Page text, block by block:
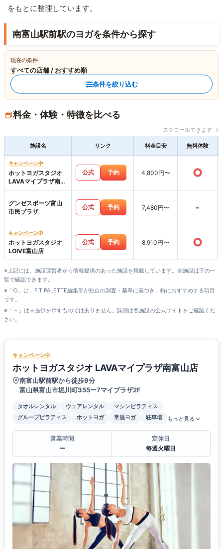
をもとに整理しています。
南富山駅前駅のヨガを条件から探す
現在の条件
すべての店舗 / おすすめ順
条件を絞り込む
料金・体験・特徴を比べる
スクロールできます →
施設名 リンク 料金目安 無料体験
キャンペーン中
ホットヨガスタジオ
LAVAマイプラザ南富
山店
公式 予約 4,800円〜 ○
グンゼスポーツ富山
市民プラザ
公式 予約 7,480円〜 -
キャンペーン中
ホットヨガスタジオ
LOIVE富山店
公式 予約 8,910円〜 ○
※上記には、施設運営者から情報提供のあった施設を掲載しています。全施設は下の一
覧で確認できます。
※「○」は、FIT PALETTE編集部が独自の調査・基準に基づき、特におすすめする項目
です。
※「－」は未提供を示すものではありません。詳細は各施設の公式サイトをご確認くだ
さい。
キャンペーン中
ホットヨガスタジオ LAVAマイプラザ南富山店
南富山駅前駅から徒歩9分
富山県富山市堀川町355ー7マイプラザ2F
タオルレンタル ウェアレンタル
マシンピラティス
グループピラティス
ホットヨガ 常温ヨガ 駐車場 もっと見る
営業時間
ー
定休日
毎週火曜日